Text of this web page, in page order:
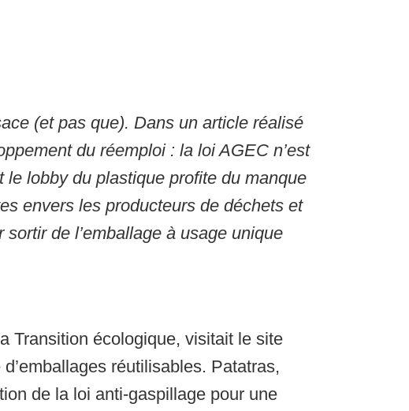
(et pas que). Dans un article réalisé
du réemploi : la loi AGEC n’est
lobby du plastique profite du manque
envers les producteurs de déchets et
de l’emballage à usage unique
Transition écologique, visitait le site
réutilisables. Patatras,
de la loi anti-gaspillage pour une